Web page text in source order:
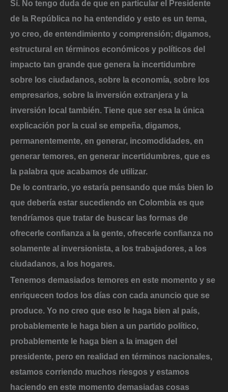
Sí. No tengo duda de que en particular el Presidente
de la República no ha entendido y esto es un tema,
yo creo, de entendimiento y comprensión; digamos,
estructural en términos económicos y políticos del
impacto tan grande que genera la incertidumbre
sobre los ciudadanos, sobre la economía, sobre los
empresarios, sobre la inversión extranjera y la
inversión local también. Tiene que ser esa la única
explicación por la cual se empeña, digamos,
permanentemente, en generar, incomodidades, en
generar temores, en generar incertidumbres, que es
la palabra que acabamos de utilizar.
De lo contrario, yo estaría pensando que más bien lo
que debería estar sucediendo en Colombia es que
tendríamos que tratar de buscar las formas de
ofrecerle confianza a la gente, ofrecerle confianza no
solamente al inversionista, a los trabajadores, a los
ciudadanos, a los hogares.
Tenemos demasiados temores en este momento y se
enriquecen todos los días con cada anuncio que se
produce. Yo no creo que eso le haga bien al país,
probablemente le haga bien a un partido político,
probablemente le haga bien a la imagen del
presidente, pero en realidad en términos nacionales,
estamos corriendo muchos riesgos y estamos
haciendo en este momento demasiadas cosas